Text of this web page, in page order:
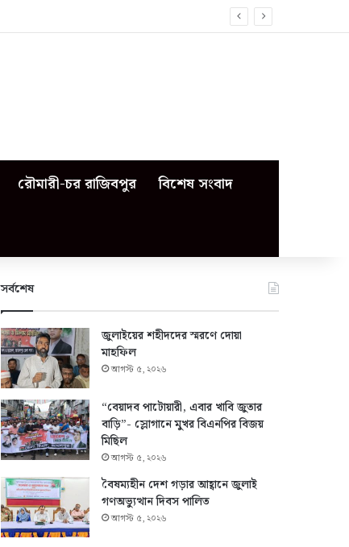
রৌমারী-চর রাজিবপুর বিশেষ সংবাদ
সর্বশেষ
জুলাইয়ের শহীদদের স্মরণে দোয়া
মাহফিল
আগস্ট ৫, ২০২৬
“বেয়াদব পাটোয়ারী, এবার খাবি জুতার
বাড়ি”- স্লোগানে মুখর বিএনপির বিজয়
মিছিল
আগস্ট ৫, ২০২৬
বৈষম্যহীন দেশ গড়ার আহ্বানে জুলাই
গণঅভ্যুত্থান দিবস পালিত
আগস্ট ৫, ২০২৬